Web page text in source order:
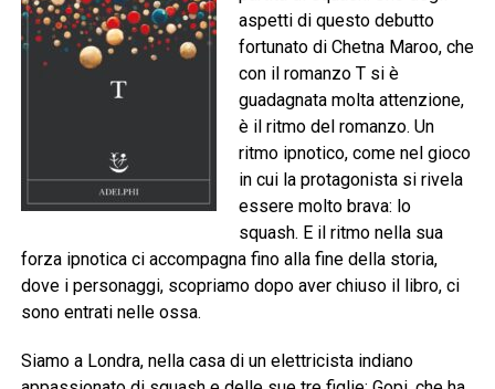
aspetti di questo debutto
fortunato di Chetna Maroo, che
con il romanzo T si è
guadagnata molta attenzione,
è il ritmo del romanzo. Un
ritmo ipnotico, come nel gioco
in cui la protagonista si rivela
essere molto brava: lo
squash. E il ritmo nella sua
forza ipnotica ci accompagna fino alla fine della storia,
dove i personaggi, scopriamo dopo aver chiuso il libro, ci
sono entrati nelle ossa.
Siamo a Londra, nella casa di un elettricista indiano